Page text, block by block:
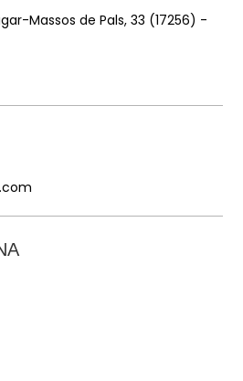
Massos de Pals, 33 (17256) -